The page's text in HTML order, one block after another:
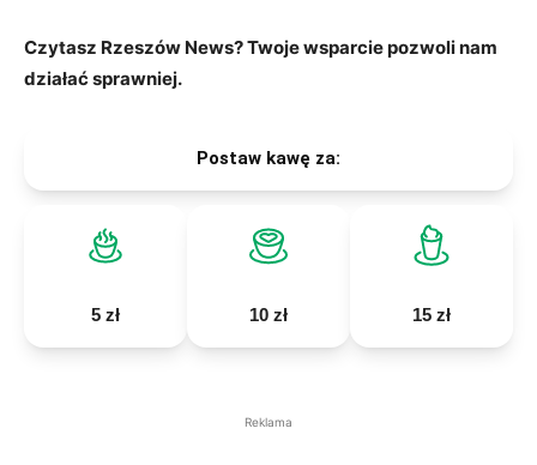
Czytasz Rzeszów News? Twoje wsparcie pozwoli nam
działać sprawniej.
Postaw kawę za:
5 zł 10 zł 15 zł
Reklama